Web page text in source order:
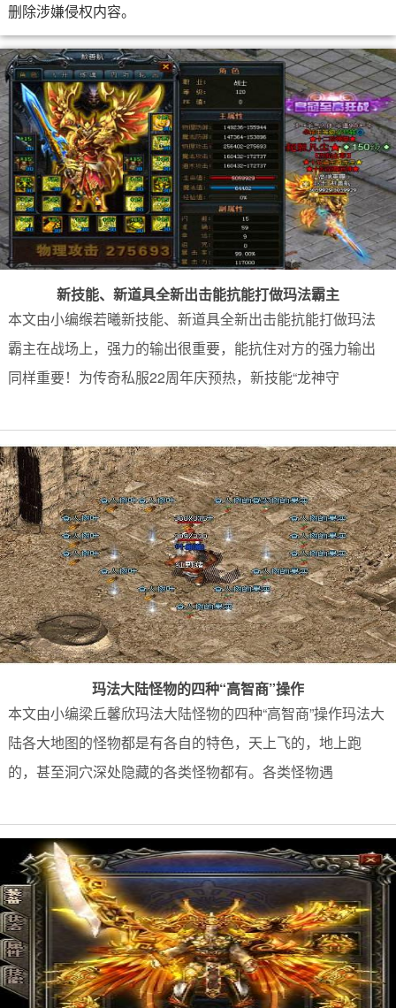
删除涉嫌侵权内容。
新技能、新道具全新出击能抗能打做玛法霸主
本文由小编缑若曦新技能、新道具全新出击能抗能打做玛法
霸主在战场上，强力的输出很重要，能抗住对方的强力输出
同样重要！为传奇私服22周年庆预热，新技能“龙神守
玛法大陆怪物的四种“高智商”操作
本文由小编梁丘馨欣玛法大陆怪物的四种“高智商”操作玛法大
陆各大地图的怪物都是有各自的特色，天上飞的，地上跑
的，甚至洞穴深处隐藏的各类怪物都有。各类怪物遇